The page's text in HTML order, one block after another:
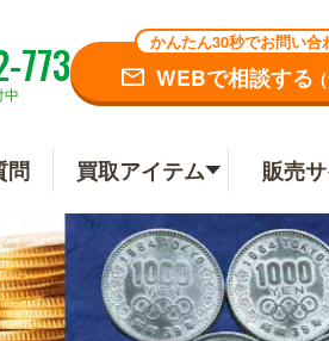
773
中
かんたん30秒でお問い合
WEBで相談する
問 買取アイテム 販売